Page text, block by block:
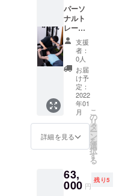
可能期
間:2022
年1月4
日〜
2022年
3月31日
シュー
ズ等の
レンタ
ルを全
て提供
致しま
す。
LINEに
よる食
事指
導。が
セット
になっ
ており
間:2022
年1月4
日〜
パーソ
ナルト
レーニ
ング60
分+ペア
スト
レッチ
30分×8
回コー
ス 4回
コース
でやる
よりお
得な ク
ラウド
ファン
グ限定
価格に
なって
支援
者：
0人
お届
け予
定：
2022
年01
月
詳細を見る
こ
の
リ
タ
ー
ン
を
選
択
す
る
63,
000 円
残り5